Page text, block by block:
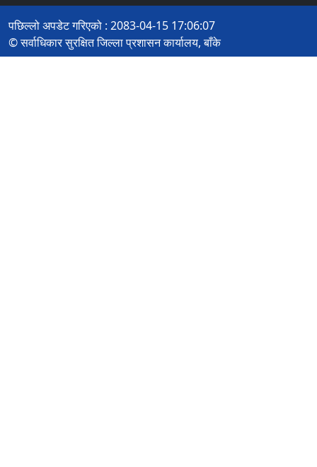
पछिल्लो अपडेट गरिएको : 2083-04-15 17:06:07
© सर्वाधिकार सुरक्षित जिल्ला प्रशासन कार्यालय, बाँके